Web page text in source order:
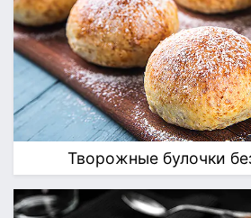
Творожные булочки